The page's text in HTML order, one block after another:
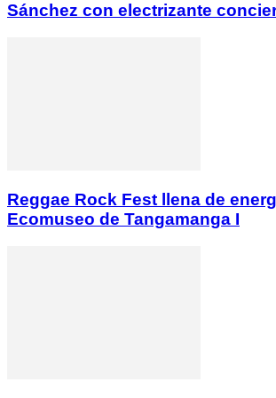
Sánchez con electrizante
Reggae Rock Fest llena de
Ecomuseo de Tangamanga I